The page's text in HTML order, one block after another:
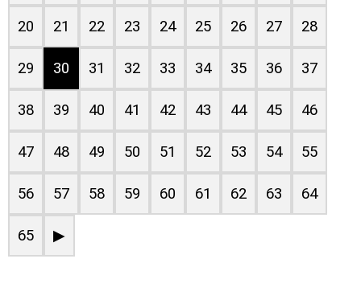
20 21 22 23 24 25 26 27 28
29 30 31 32 33 34 35 36 37
38 39 40 41 42 43 44 45 46
47 48 49 50 51 52 53 54 55
56 57 58 59 60 61 62 63 64
65 ▶